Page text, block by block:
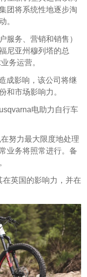
团将系统性地逐步淘
。
服务、营销和销售）
尼亚州穆列塔的总
务运营。
成影响，该公司将继
和市场影响力。
电助力自行车
努力最大限度地处理
业务将照常进行。备
英国的影响力，并在